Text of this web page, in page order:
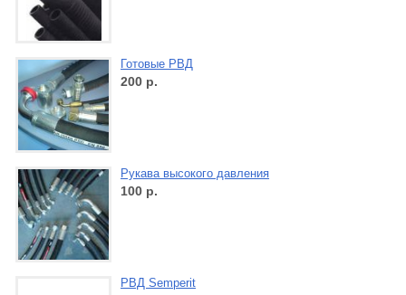
Готовые РВД
200 р.
Рукава высокого давления
100 р.
РВД Semperit